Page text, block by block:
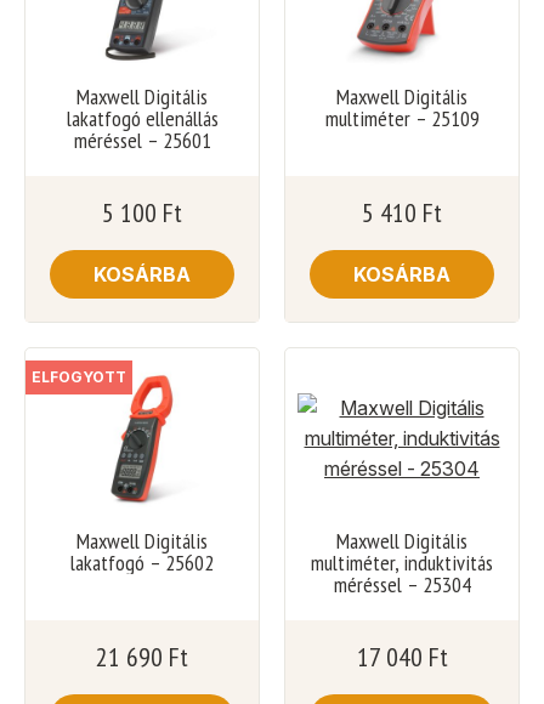
Maxwell Digitális
lakatfogó ellenállás
méréssel – 25601
5 100 Ft
KOSÁRBA
Maxwell Digitális
multiméter – 25109
5 410 Ft
KOSÁRBA
ELFOGYOTT
Maxwell Digitális
lakatfogó – 25602
21 690 Ft
Maxwell Digitális
multiméter, induktivitás
méréssel – 25304
17 040 Ft